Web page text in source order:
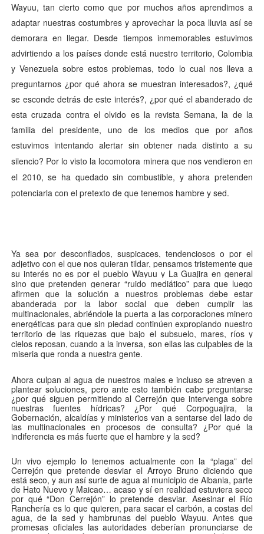
Wayuu, tan cierto como que por muchos años aprendimos a
adaptar nuestras costumbres y aprovechar la poca lluvia así se
demorara en llegar. Desde tiempos inmemorables estuvimos
advirtiendo a los países donde está nuestro territorio, Colombia
y Venezuela sobre estos problemas, todo lo cual nos lleva a
preguntarnos ¿por qué ahora se muestran interesados?, ¿qué
se esconde detrás de este interés?, ¿por qué el abanderado de
esta cruzada contra el olvido es la revista Semana, la de la
familia del presidente, uno de los medios que por años
estuvimos intentando alertar sin obtener nada distinto a su
silencio? Por lo visto la locomotora minera que nos vendieron en
el 2010, se ha quedado sin combustible, y ahora pretenden
potenciarla con el pretexto de que tenemos hambre y sed.
Ya sea por desconfiados, suspicaces, tendenciosos o por el
adjetivo con el que nos quieran tildar, pensamos tristemente que
su interés no es por el pueblo Wayuu y La Guajira en general
sino que pretenden generar “ruido mediático” para que luego
afirmen que la solución a nuestros problemas debe estar
abanderada por la labor social que deben cumplir las
multinacionales, abriéndole la puerta a las corporaciones minero
energéticas para que sin piedad continúen expropiando nuestro
territorio de las riquezas que bajo el subsuelo, mares, ríos y
cielos reposan, cuando a la inversa, son ellas las culpables de la
miseria que ronda a nuestra gente.
Ahora culpan al agua de nuestros males e incluso se atreven a
plantear soluciones, pero ante esto también cabe preguntarse
¿por qué siguen permitiendo al Cerrejón que intervenga sobre
nuestras fuentes hídricas? ¿Por qué Corpoguajira, la
Gobernación, alcaldías y ministerios van a sentarse del lado de
las multinacionales en procesos de consulta? ¿Por qué la
indiferencia es más fuerte que el hambre y la sed?
Un vivo ejemplo lo tenemos actualmente con la “plaga” del
Cerrejón que pretende desviar el Arroyo Bruno diciendo que
está seco, y aun así surte de agua al municipio de Albania, parte
de Hato Nuevo y Maicao… acaso y sí en realidad estuviera seco
por qué “Don Cerrejón” lo pretende desviar. Asesinar el Río
Ranchería es lo que quieren, para sacar el carbón, a costas del
agua, de la sed y hambrunas del pueblo Wayuu. Antes que
promesas oficiales las autoridades deberían pronunciarse de